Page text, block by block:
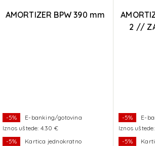
AMORTIZER BPW 390 mm
-5%
E-banking/gotovina
Iznos uštede: 4.30 €
-5%
Kartica jednokratno
2 //
-5%
E-
Iznos
-5%